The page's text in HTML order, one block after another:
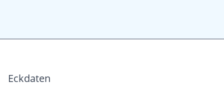
Eckdaten